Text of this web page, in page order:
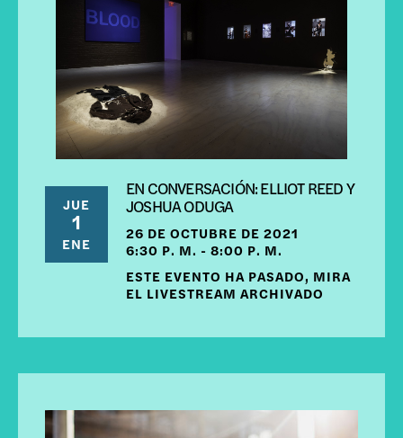
JUE
1
ENE
EN CONVERSACIÓN: ELLIOT REED Y
JOSHUA ODUGA
26 DE OCTUBRE DE 2021
6:30 P. M. - 8:00 P. M.
ESTE EVENTO HA PASADO, MIRA
EL LIVESTREAM ARCHIVADO